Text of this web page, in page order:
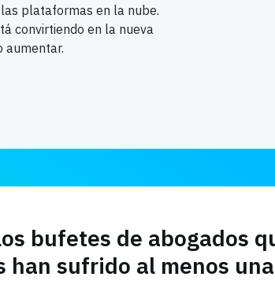
plataformas en la nube.
convirtiendo en la nueva
aumentar.
bufetes de abogados
han sufrido al menos